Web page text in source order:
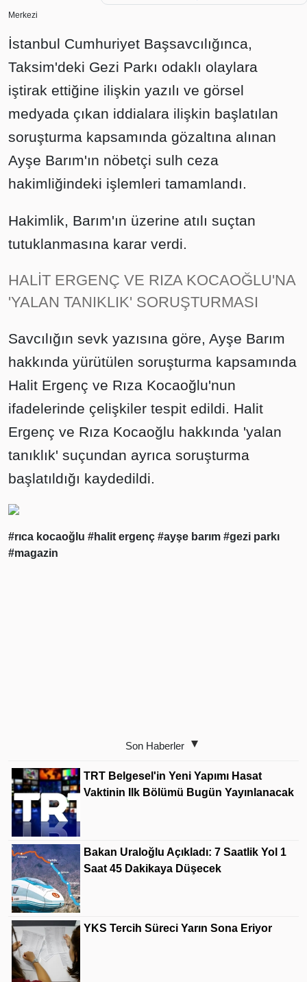
Merkezi
İstanbul Cumhuriyet Başsavcılığınca,
Taksim'deki Gezi Parkı odaklı olaylara
iştirak ettiğine ilişkin yazılı ve görsel
medyada çıkan iddialara ilişkin başlatılan
soruşturma kapsamında gözaltına alınan
Ayşe Barım'ın nöbetçi sulh ceza
hakimliğindeki işlemleri tamamlandı.
Hakimlik, Barım'ın üzerine atılı suçtan
tutuklanmasına karar verdi.
HALİT ERGENÇ VE RIZA KOCAOĞLU'NA
'YALAN TANIKLIK' SORUŞTURMASI
Savcılığın sevk yazısına göre, Ayşe Barım
hakkında yürütülen soruşturma kapsamında
Halit Ergenç ve Rıza Kocaoğlu'nun
ifadelerinde çelişkiler tespit edildi. Halit
Ergenç ve Rıza Kocaoğlu hakkında 'yalan
tanıklık' suçundan ayrıca soruşturma
başlatıldığı kaydedildi.
#rıca kocaoğlu #halit ergenç #ayşe barım #gezi parkı
#magazin
Son Haberler
TRT Belgesel'in Yeni Yapımı Hasat
Vaktinin Ilk Bölümü Bugün Yayınlanacak
Bakan Uraloğlu Açıkladı: 7 Saatlik Yol 1
Saat 45 Dakikaya Düşecek
YKS Tercih Süreci Yarın Sona Eriyor